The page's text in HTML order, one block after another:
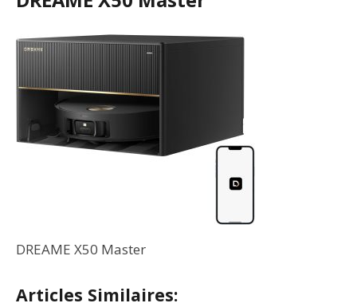
DREAME X50 Master
Articles Similaires: